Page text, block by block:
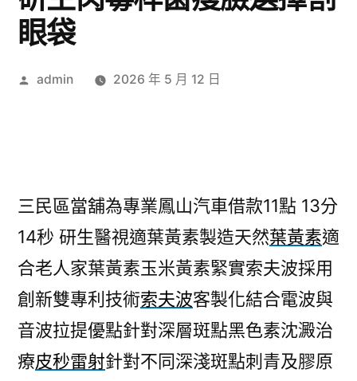
眼袋
作
admin 2026 年 5 月 12 日
三民區當舖為專業鳳山汽車借款11點 13分
14秒 研生醫視適葉黃素製造天然葉黃素適
合老人家葉黃素玉米黃素緊實索夫波採用
創新雙專利技術索夫波客製化結合電波與
音波拉提優點針對深層斑點黑色素沈澱治
療皮秒雷射針對不同深淺斑點刺青及膠原